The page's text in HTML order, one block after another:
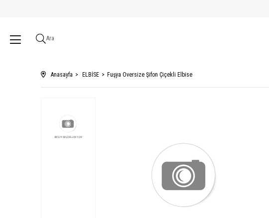
Ara
Anasayfa ELBİSE Fuşya Oversize Şifon Çiçekli Elbise